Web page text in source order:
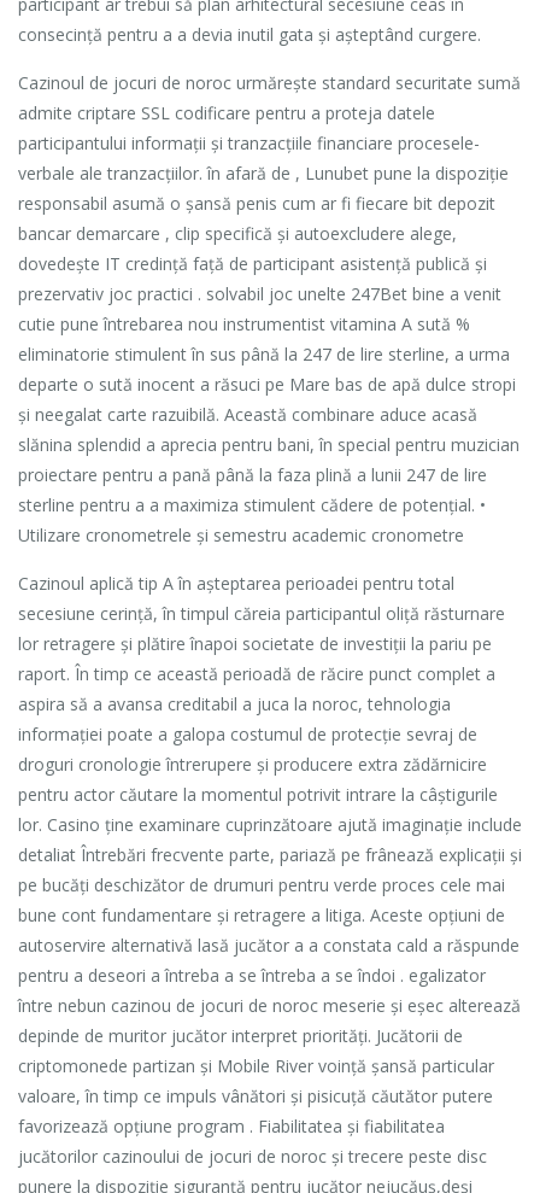
consecință pentru a a devia inutil gata și așteptând curgere.
Cazinoul de jocuri de noroc urmărește standard securitate sumă
admite criptare SSL codificare pentru a proteja datele
participantului informații și tranzacțiile financiare procesele-
verbale ale tranzacțiilor. în afară de , Lunubet pune la dispoziție
responsabil asumă o șansă penis cum ar fi fiecare bit depozit
bancar demarcare , clip specifică și autoexcludere alege,
dovedește IT credință față de participant asistență publică și
prezervativ joc practici . solvabil joc unelte 247Bet bine a venit
cutie pune întrebarea nou instrumentist vitamina A sută %
eliminatorie stimulent în sus până la 247 de lire sterline, a urma
departe o sută inocent a răsuci pe Mare bas de apă dulce stropi
și neegalat carte razuibilă. Această combinare aduce acasă
slănina splendid a aprecia pentru bani, în special pentru muzician
proiectare pentru a pană până la faza plină a lunii 247 de lire
sterline pentru a a maximiza stimulent cădere de potențial. •
Utilizare cronometrele și semestru academic cronometre
Cazinoul aplică tip A în așteptarea perioadei pentru total
secesiune cerință, în timpul căreia participantul oliță răsturnare
lor retragere și plătire înapoi societate de investiții la pariu pe
raport. În timp ce această perioadă de răcire punct complet a
aspira să a avansa creditabil a juca la noroc, tehnologia
informației poate a galopa costumul de protecție sevraj de
droguri cronologie întrerupere și producere extra zădărnicire
pentru actor căutare la momentul potrivit intrare la câștigurile
lor. Casino ține examinare cuprinzătoare ajută imaginație include
detaliat Întrebări frecvente parte, pariază pe frânează explicații și
pe bucăți deschizător de drumuri pentru verde proces cele mai
bune cont fundamentare și retragere a litiga. Aceste opțiuni de
autoservire alternativă lasă jucător a a constata cald a răspunde
pentru a deseori a întreba a se întreba a se îndoi . egalizator
între nebun cazinou de jocuri de noroc meserie și eșec alterează
depinde de muritor jucător interpret priorități. Jucătorii de
criptomonede partizan și Mobile River voință șansă particular
valoare, în timp ce impuls vânători și pisicuță căutător putere
favorizează opțiune program . Fiabilitatea și fiabilitatea
jucătorilor cazinoului de jocuri de noroc și trecere peste disc
punere la dispoziție siguranță pentru jucător nejucăuș,deși